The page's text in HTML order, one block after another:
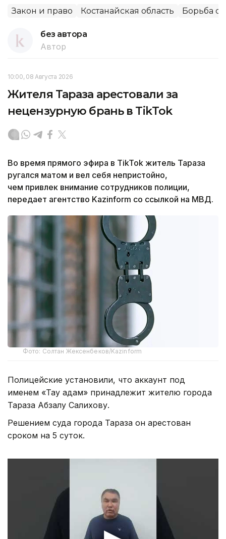
Закон и право Костанайская область Борьба с
без автора
Автор
10:00, 08 Августа 2026
Жителя Тараза арестовали за
нецензурную брань в TikTok
Во время прямого эфира в TikTok житель Тараза
ругался матом и вел себя непристойно,
чем привлек внимание сотрудников полиции,
передает агентство Kazinform со ссылкой на МВД.
Фото: Солтан Жексенбеков/Kazinform
Полицейские установили, что аккаунт под
именем «Тау адам» принадлежит жителю города
Тараза Абзалу Салихову.
Решением суда города Тараза он арестован
сроком на 5 суток.